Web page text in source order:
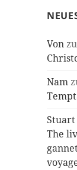
Von
Nam
Stuart
The